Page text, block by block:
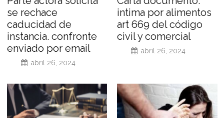
se rechace
caducidad de
instancia. confronte
enviado por email
abril 26, 2024
intima por alimentos
art 669 del código
civil y comercial
abril 26, 2024